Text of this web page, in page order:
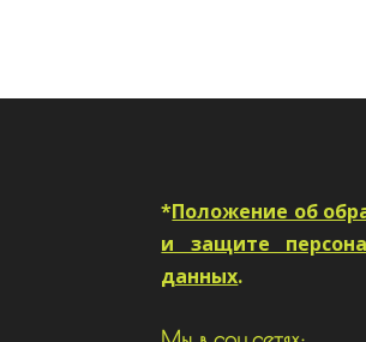
*Положение об
и защите
данных.